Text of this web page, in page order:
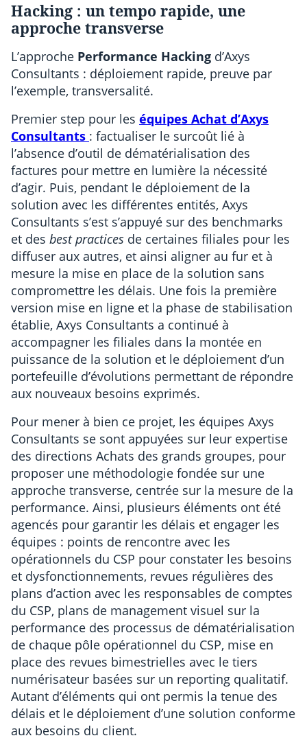
Hacking : un tempo rapide, une
approche transverse
L’approche Performance Hacking d’Axys
Consultants : déploiement rapide, preuve par
l’exemple, transversalité.
Premier step pour les équipes Achat d’Axys
Consultants : factualiser le surcoût lié à
l’absence d’outil de dématérialisation des
factures pour mettre en lumière la nécessité
d’agir. Puis, pendant le déploiement de la
solution avec les différentes entités, Axys
Consultants s’est s’appuyé sur des benchmarks
et des best practices de certaines filiales pour les
diffuser aux autres, et ainsi aligner au fur et à
mesure la mise en place de la solution sans
compromettre les délais. Une fois la première
version mise en ligne et la phase de stabilisation
établie, Axys Consultants a continué à
accompagner les filiales dans la montée en
puissance de la solution et le déploiement d’un
portefeuille d’évolutions permettant de répondre
aux nouveaux besoins exprimés.
Pour mener à bien ce projet, les équipes Axys
Consultants se sont appuyées sur leur expertise
des directions Achats des grands groupes, pour
proposer une méthodologie fondée sur une
approche transverse, centrée sur la mesure de la
performance. Ainsi, plusieurs éléments ont été
agencés pour garantir les délais et engager les
équipes : points de rencontre avec les
opérationnels du CSP pour constater les besoins
et dysfonctionnements, revues régulières des
plans d’action avec les responsables de comptes
du CSP, plans de management visuel sur la
performance des processus de dématérialisation
de chaque pôle opérationnel du CSP, mise en
place des revues bimestrielles avec le tiers
numérisateur basées sur un reporting qualitatif.
Autant d’éléments qui ont permis la tenue des
délais et le déploiement d’une solution conforme
aux besoins du client.